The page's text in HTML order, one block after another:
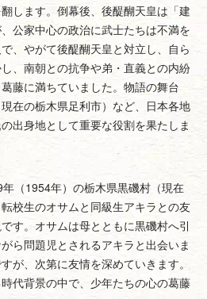
します。倒幕後、後醍醐天皇は「建
公家中心の政治に武士たちは不満を
、やがて後醍醐天皇と対立し、自ら
、南朝との抗争や弟・直義との内紛
藤に満ちていました。物語の舞台
在の栃木県足利市）など、日本各地
出身地として重要な役割を果たしま
年（1954年）の栃木県黒磯村（現在
校生のオサムと同級生アキラとの友
す。オサムは母とともに黒磯村へ引
ら問題児とされるアキラと出会いま
が、次第に友情を深めていきます。
代背景の中で、少年たちの心の葛藤